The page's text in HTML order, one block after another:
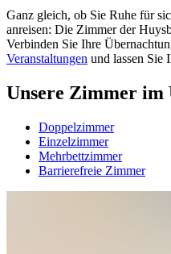
Ganz gleich, ob Sie Ruhe für
anreisen: Die Zimmer der
Verbinden Sie Ihre
Veranstaltungen und lassen Sie
Unsere Zimmer im
Doppelzimmer
Einzelzimmer
Mehrbettzimmer
Barrierefreie Zimmer